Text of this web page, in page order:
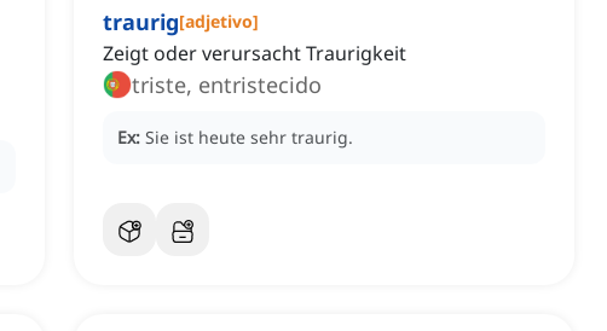
traurig[adjetivo]
Zeigt oder verursacht Traurigkeit
triste, entristecido
Ex: Sie ist heute sehr traurig.